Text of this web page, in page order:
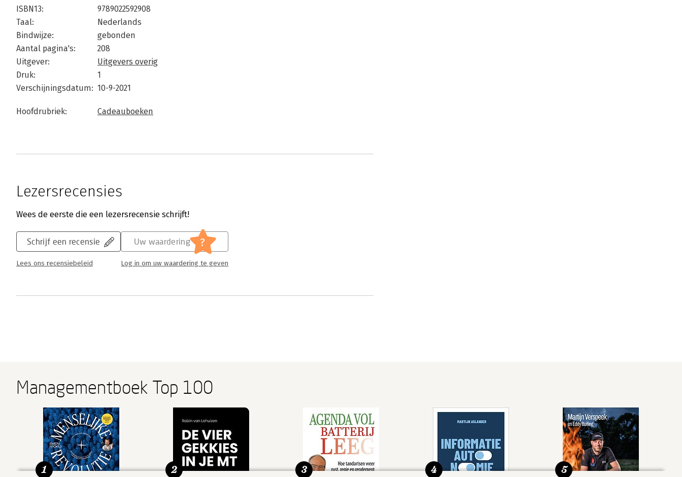
ISBN13:
9789022592908
Taal:
Nederlands
Bindwijze:
gebonden
Aantal pagina's:
208
Uitgever:
Uitgevers overig
Druk:
1
Verschijningsdatum: 10-9-2021
Hoofdrubriek: Cadeauboeken
Lezersrecensies
Wees de eerste die een lezersrecensie schrijft!
Schrijf een recensie
Lees ons recensiebeleid
Uw waardering ?
Log in om uw waardering te geven
Managementboek Top 100
1 2 3 4 5